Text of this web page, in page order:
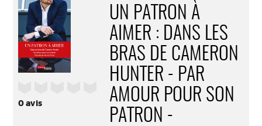
0avis
UN PATRON À
AIMER : DANS LES
BRAS DE CAMERON
HUNTER - PAR
AMOUR POUR SON
PATRON -